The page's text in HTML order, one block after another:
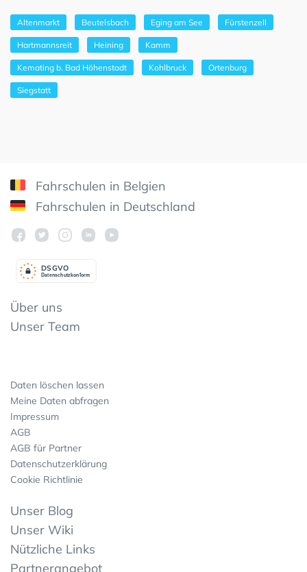
Altenmarkt Beutelsbach Eging am See Fürstenzell
Hartmannsreit Heining Kamm
Kemating b. Bad Höhenstadt Kohlbruck Ortenburg
Siegstatt
Fahrschulen in Belgien
Fahrschulen in Deutschland
Datenschutzkonform
DSGVO
Über uns
Unser Team
Daten löschen lassen
Meine Daten abfragen
Impressum
AGB
AGB für Partner
Datenschutzerklärung
Cookie Richtlinie
Unser Blog
Unser Wiki
Nützliche Links
Partnerangebot